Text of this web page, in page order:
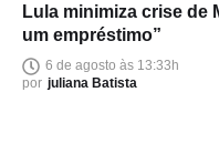
Lula minimiza crise de
um empréstimo”
6 de agosto às 13:33h
por juliana Batista